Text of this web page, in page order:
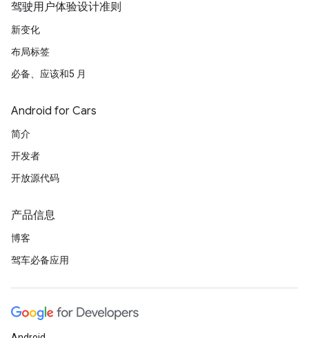
驾驶用户体验设计准则
新变化
布局标签
必备、应该和5 月
Android for Cars
简介
开发者
开放源代码
产品信息
博客
驾车必备应用